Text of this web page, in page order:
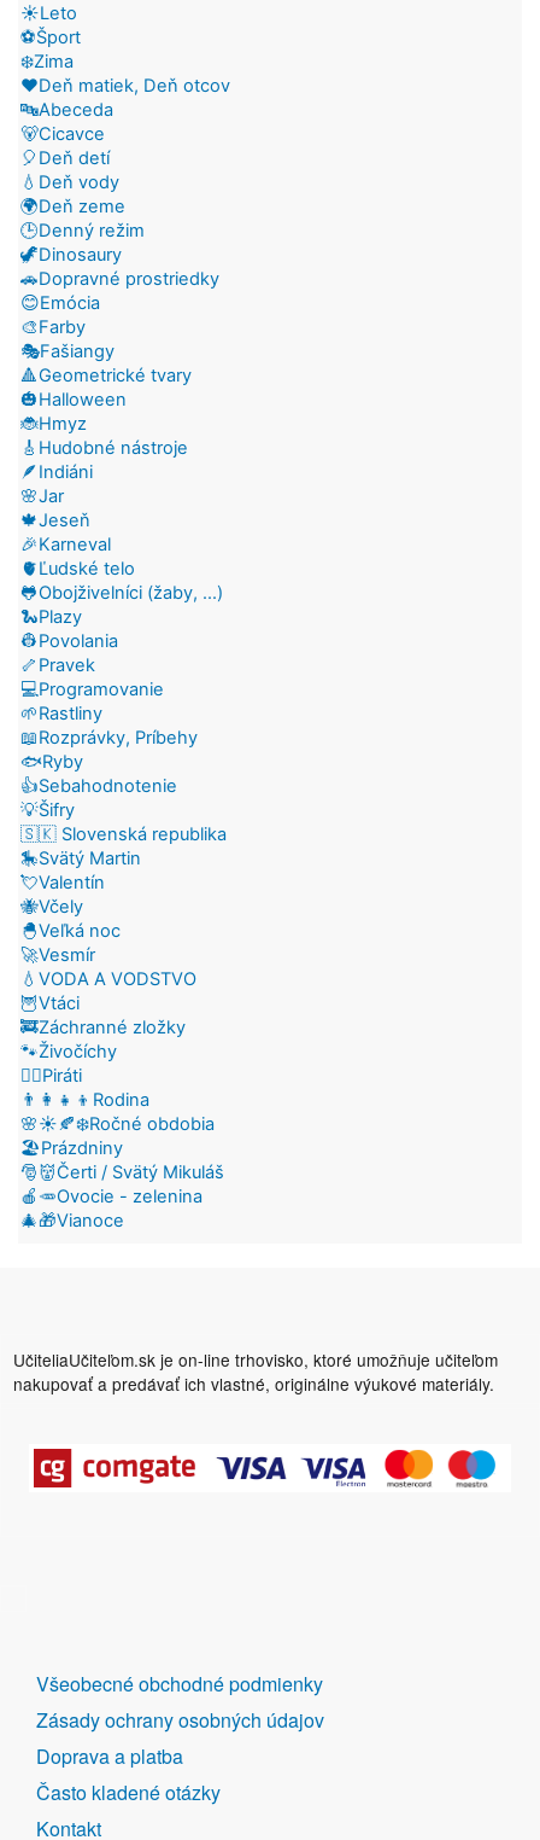
☀️Leto
⚽Šport
❄️Zima
❤️Deň matiek, Deň otcov
🔤Abeceda
🐻Cicavce
🎈Deň detí
💧Deň vody
🌍Deň zeme
🕒Denný režim
🦖Dinosaury
🚗Dopravné prostriedky
😊Emócia
🎨Farby
🎭Fašiangy
🔺Geometrické tvary
🎃Halloween
🐞Hmyz
🎸Hudobné nástroje
🪶Indiáni
🌸Jar
🍁Jeseň
🎉Karneval
🫀Ľudské telo
🐸Obojživelníci (žaby, ...)
🐍Plazy
👷Povolania
🦴Pravek
💻Programovanie
🌱Rastliny
📖Rozprávky, Príbehy
🐟Ryby
👍Sebahodnotenie
💡Šifry
🇸🇰 Slovenská republika
🎠Svätý Martin
💘Valentín
🐝Včely
🐣Veľká noc
🚀Vesmír
💧VODA A VODSTVO
🦉Vtáci
🚒Záchranné zložky
🐾Živočíchy
🏴‍☠️Piráti
👨‍👩‍👧‍👦Rodina
🌸☀️🍂❄️Ročné obdobia
🏖️Prázdniny
🎅👹Čerti / Svätý Mikuláš
🍎🥕Ovocie - zelenina
🎄🎁Vianoce
UčiteliaUčiteľom.sk je on-line trhovisko, ktoré umožňuje učiteľom
nakupovať a predávať ich vlastné, originálne výukové materiály.
DALŠÍ
ODKAZY
Všeobecné obchodné podmienky
Zásady ochrany osobných údajov
Doprava a platba
Často kladené otázky
Kontakt